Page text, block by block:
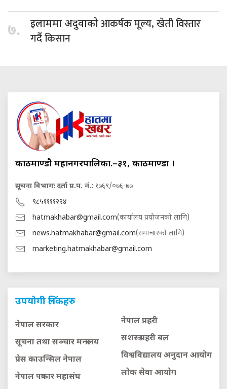
७. इलाममा अदुवाकोआकर्षक मूल्य, खेती विस्तार
गर्दै किसान
काठमाण्डौ महानगरपालिका.–३१, काठमाण्डौं ।
सूचना विभागः दर्ता प्र.प. नं.: १७६९/०७६-७७
९८५११११२२४
hatmakhabar@gmail.com(कार्यालय प्रयोजनको लागि)
news.hatmakhabar@gmail.com(समाचारको लागि)
marketing.hatmakhabar@gmail.com
उपयोगी लिंकहरु
नेपाल सरकार
सूचना तथा सञ्चार मन्त्रालय
प्रेस काउन्सिल नेपाल
नेपाल पत्रकार महासंघ
नेपाल प्रहरी
सशस्त्र प्रहरी बल
विश्वविद्यालय अनुदान आयाेग
लाेक सेवा आयाेग